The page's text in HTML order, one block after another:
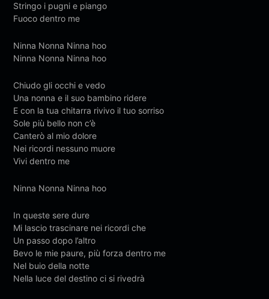
Stringo i pugni e piango
Fuoco dentro me
Ninna Nonna Ninna hoo
Ninna Nonna Ninna hoo
Chiudo gli occhi e vedo
Una nonna e il suo bambino ridere
E con la tua chitarra rivivo il tuo sorriso
Sole più bello non c’è
Canterò al mio dolore
Nei ricordi nessuno muore
Vivi dentro me
Ninna Nonna Ninna hoo
In queste sere dure
Mi lascio trascinare nei ricordi che
Un passo dopo l’altro
Bevo le mie paure, più forza dentro me
Nel buio della notte
Nella luce del destino ci si rivedrà